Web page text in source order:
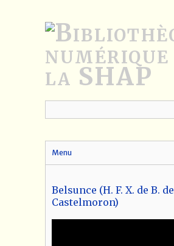
Menu
Belsunce (H. F. X. de B. de
Castelmoron)